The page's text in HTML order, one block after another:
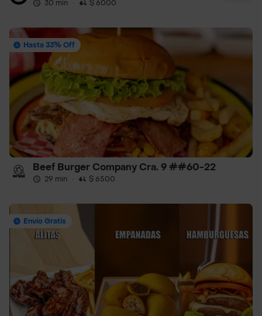
30 min · $ 6000
Hasta 33% Off
Beef Burger Company Cra. 9 ##60-22
29 min · $ 6500
Envío Gratis